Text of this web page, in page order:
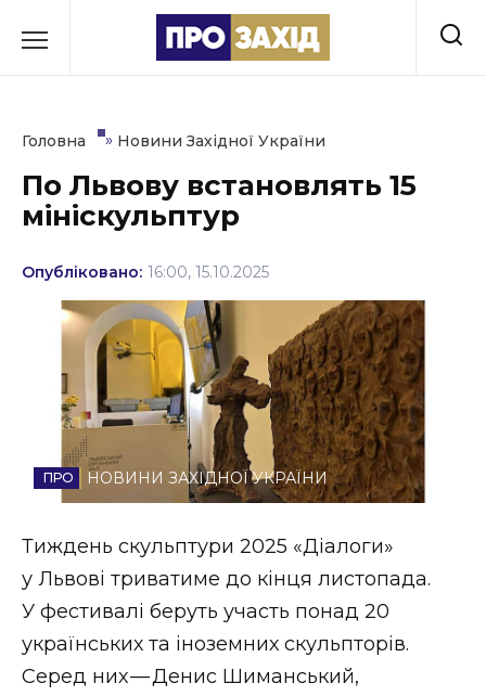
до
Культура
Освіта
Події
Політика
Соціум
Спорт
Стиль життя
Втрачений Ужгород
Втрачений Ужгород (відеоверсія)
Головна » Новини Західної України
По Львову встановлять 15
мініскульптур
Опубліковано: 16:00, 15.10.2025
НОВИНИ ЗАХІДНОЇ УКРАЇНИ
Тиждень скульптури 2025 «Діалоги»
у Львові триватиме до кінця листопада.
У фестивалі беруть участь понад 20
українських та іноземних скульпторів.
Серед них — Денис Шиманський,